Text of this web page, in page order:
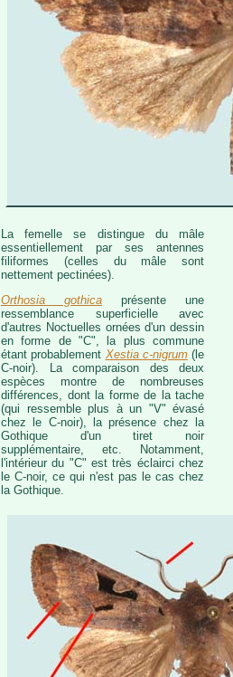
La femelle se distingue du mâle
essentiellement par ses antennes
filiformes (celles du mâle sont
nettement pectinées).
Orthosia gothica présente une
ressemblance superficielle avec
d'autres Noctuelles ornées d'un dessin
en forme de "C", la plus commune
étant probablement Xestia c-nigrum(le
C-noir). La comparaison des deux
espèces montre de nombreuses
différences, dont la forme de la tache
(qui ressemble plus à un "V" évasé
chez le C-noir), la présence chez la
Gothique d'un tiret noir
supplémentaire, etc. Notamment,
l'intérieur du "C" est très éclairci chez
le C-noir, ce qui n'est pas le cas chez
la Gothique.